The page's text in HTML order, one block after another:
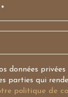
données
parties qui
politique de